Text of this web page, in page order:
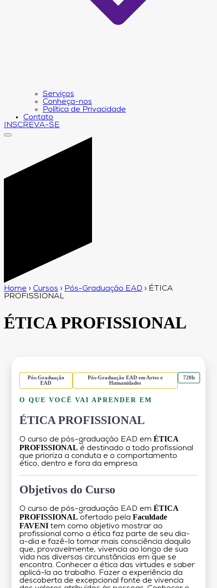
Serviços
Conheça-nos
Política de Privacidade
Contato
INSCREVA-SE
Home › Cursos › Pós-Graduação EAD › ÉTICA
PROFISSIONAL
ÉTICA PROFISSIONAL
Pós-Graduação
EAD
Pós-Graduação EAD em Artes e
Humanidades
720h
O QUE VOCÊ VAI APRENDER EM
ÉTICA PROFISSIONAL
O curso de pós-graduação EAD em ÉTICA
PROFISSIONAL é destinado a todo profissional
que prioriza a conduta e o comportamento
ético, dentro e fora da empresa.
Objetivos do Curso
O curso de pós-graduação EAD em ÉTICA
PROFISSIONAL ofertado pela Faculdade
FAVENI tem como objetivo mostrar ao
profissional como a ética faz parte de seu dia-
a-dia e fazê-lo tomar mais consciência daquilo
que, provavelmente, vivencia ao longo de sua
vida nas diversas circunstâncias em que se
encontra. Conhecer a ética das virtudes e saber
aplicá-la ao trabalho. Fazer a experiência da
descoberta de excepcional fonte de vivencia